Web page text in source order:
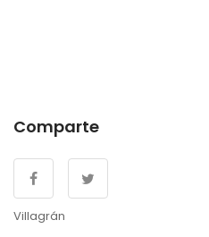
Comparte
Villagrán